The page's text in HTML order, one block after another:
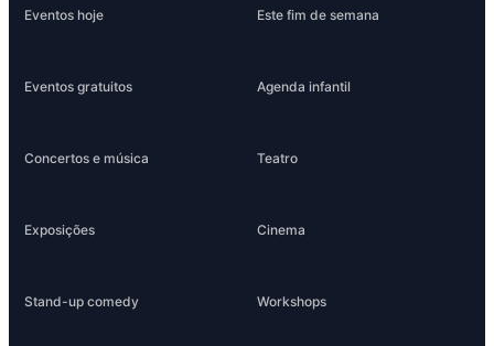
Eventos hoje Este fim de semana
Eventos gratuitos Agenda infantil
Concertos e música Teatro
Exposições Cinema
Stand-up comedy Workshops